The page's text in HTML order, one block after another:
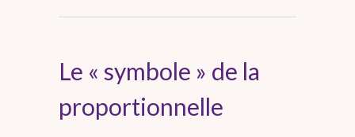
Le « symbole » de la
proportionnelle